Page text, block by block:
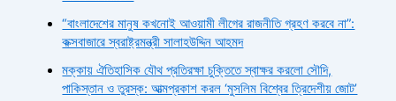
“বাংলাদেশের মানুষ কখনোই আওয়ামী লীগের রাজনীতি গ্রহণ করবে না”:
কক্সবাজারে স্বরাষ্ট্রমন্ত্রী সালাহউদ্দিন আহমদ
মক্কায় ঐতিহাসিক যৌথ প্রতিরক্ষা চুক্তিতে স্বাক্ষর করলো সৌদি,
পাকিস্তান ও তুরস্ক: আত্মপ্রকাশ করল ‘মুসলিম বিশ্বের ত্রিদেশীয় জোট’